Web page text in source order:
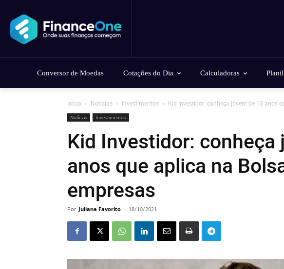
Conversor de Moedas Cotações do Dia Calculadoras
Início Notícias Investimentos Kid Investidor: conheça jovem de 13 anos
Notícias Investimentos
Kid Investidor: conheça
anos que aplica na
empresas
Por Juliana Favorito - 18/10/2021